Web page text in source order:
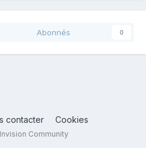
Abonnés 0
contacter Cookies
Community